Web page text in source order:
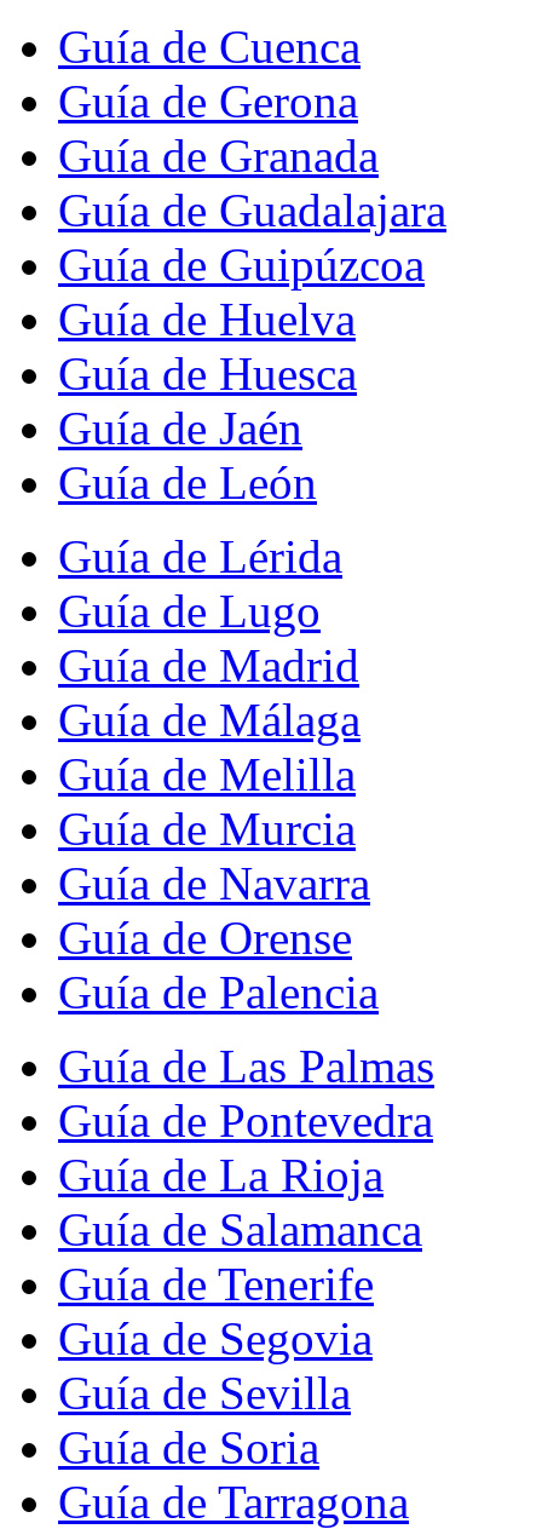
Guía de Cuenca
Guía de Gerona
Guía de Granada
Guía de Guadalajara
Guía de Guipúzcoa
Guía de Huelva
Guía de Huesca
Guía de Jaén
Guía de León
Guía de Lérida
Guía de Lugo
Guía de Madrid
Guía de Málaga
Guía de Melilla
Guía de Murcia
Guía de Navarra
Guía de Orense
Guía de Palencia
Guía de Las Palmas
Guía de Pontevedra
Guía de La Rioja
Guía de Salamanca
Guía de Tenerife
Guía de Segovia
Guía de Sevilla
Guía de Soria
Guía de Tarragona